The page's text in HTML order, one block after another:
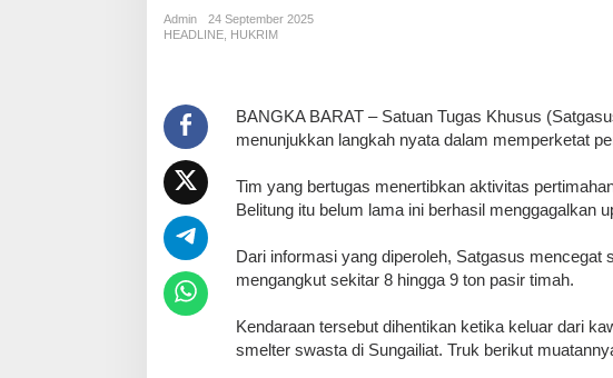
Admin
24 September 2025
HEADLINE HUKRIM
BANGKA BARAT – Satuan Tugas Khusus
menunjukkan langkah nyata dalam memperketat
Tim yang bertugas menertibkan aktivitas
Belitung itu belum lama ini berhasil menggagalkan
Dari informasi yang diperoleh, Satgasus mencegat
mengangkut sekitar 8 hingga 9 ton pasir timah.
Kendaraan tersebut dihentikan ketika keluar dari
smelter swasta di Sungailiat. Truk berikut